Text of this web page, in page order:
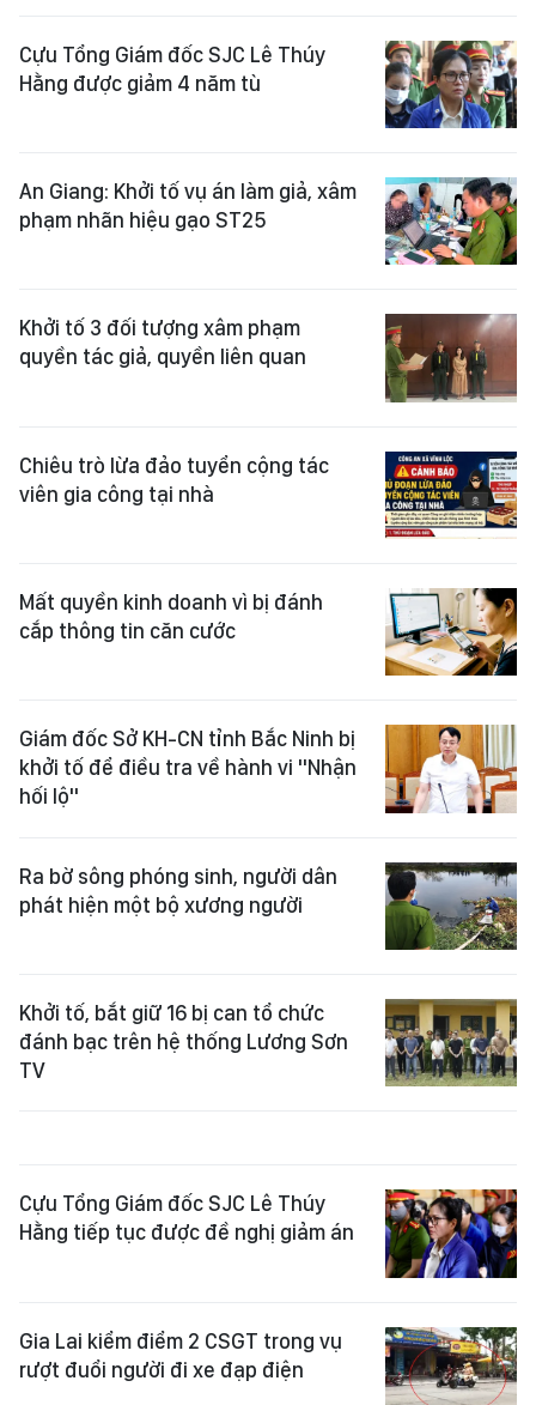
Cựu Tổng Giám đốc SJC Lê Thúy
Hằng được giảm 4 năm tù
An Giang: Khởi tố vụ án làm giả, xâm
phạm nhãn hiệu gạo ST25
Khởi tố 3 đối tượng xâm phạm
quyền tác giả, quyền liên quan
Chiêu trò lừa đảo tuyển cộng tác
viên gia công tại nhà
Mất quyền kinh doanh vì bị đánh
cắp thông tin căn cước
Giám đốc Sở KH-CN tỉnh Bắc Ninh bị
khởi tố để điều tra về hành vi "Nhận
hối lộ"
Ra bờ sông phóng sinh, người dân
phát hiện một bộ xương người
Khởi tố, bắt giữ 16 bị can tổ chức
đánh bạc trên hệ thống Lương Sơn
TV
Cựu Tổng Giám đốc SJC Lê Thúy
Hằng tiếp tục được đề nghị giảm án
Gia Lai kiểm điểm 2 CSGT trong vụ
rượt đuổi người đi xe đạp điện